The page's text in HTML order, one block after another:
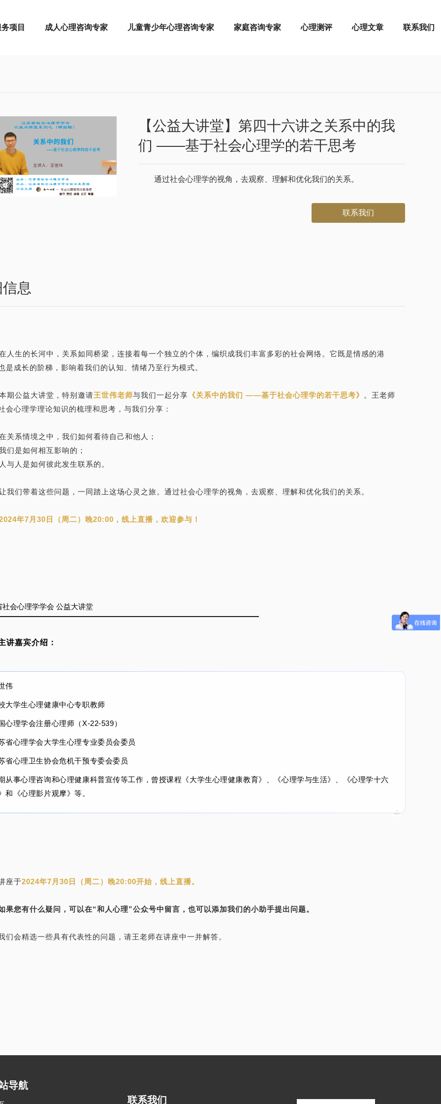
项目 成人心理咨询专家 儿童青少年心理咨询专家 家庭咨询专家 心理测评 心理文章 联系我们
【公益大讲堂】第四十六讲之关系中的我
们 ——基于社会心理学的若干思考
通过社会心理学的视角，去观察、理解和优化我们的关系。
联系我们
息
人生的长河中，关系如同桥梁，连接着每一个独立的个体，编织成我们丰富多彩的社会网络。它既是情感的港
是成长的阶梯，影响着我们的认知、情绪乃至行为模式。
期公益大讲堂，特别邀请王世伟老师与我们一起分享 《关系中的我们 ——基于社会心理学的若干思考》
。王老师
会心理学理论知识的梳理和思考，与我们分享：
关系情境之中，我们如何看待自己和他人；
们是如何相互影响的；
与人是如何彼此发生联系的。
我们带着这些问题，一同踏上这场心灵之旅。通过社会心理学的视角，去观察、理解和优化我们的关系。
年7月30日（周二）晚20:00，线上直播，欢迎参与！
会心理学学会 公益大讲堂
讲嘉宾介绍：
伟
大学生心理健康中心专职教师
心理学会注册心理师（X-22-539）
省心理学会大学生心理专业委员会委员
省心理卫生协会危机干预专委会委员
从事心理咨询和心理健康科普宣传等工作，曾授课程《大学生心理健康教育》、《心理学与生活》、《心理学十六
和《心理影片观摩》等。
座于2024年7月30日（周二）晚20:00开始，线上直播。
果您有什么疑问，可以在“和人心理”公众号中留言，也可以添加我们的小助手提出问题。
们会精选一些具有代表性的问题，请王老师在讲座中一并解答。
导航
联系我们